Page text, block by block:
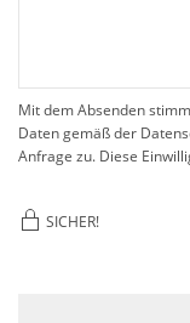
Mit dem Absenden
Daten gemäß der
Anfrage zu. Diese
SICHER!